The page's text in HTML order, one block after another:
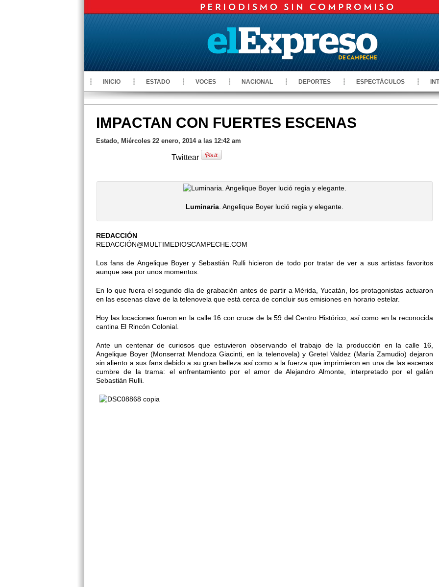
INICIO ESTADO VOCES NACIONAL DEPORTES ESPECTÁCULOS
IMPACTAN CON FUERTES ESCENAS
Estado, Miércoles 22 enero, 2014 a las 12:42 am
Twittear
Luminaria . Angelique Boyer lució regia y elegante.
REDACCIÓN
REDACCIÓN@MULTIMEDIOSCAMPECHE.COM
Los fans de Angelique Boyer y Sebastián Rulli hicieron de todo por tratar de ver a sus artistas favoritos
aunque sea por unos momentos.
En lo que fuera el segundo día de grabación antes de partir a Mérida, Yucatán, los protagonistas actuaron
en las escenas clave de la telenovela que está cerca de concluir sus emisiones en horario estelar.
Hoy las locaciones fueron en la calle 16 con cruce de la 59 del Centro Histórico, así como en la reconocida
cantina El Rincón Colonial.
Ante un centenar de curiosos que estuvieron observando el trabajo de la producción en la calle 16,
Angelique Boyer (Monserrat Mendoza Giacinti, en la telenovela) y Gretel Valdez (María Zamudio) dejaron
sin aliento a sus fans debido a su gran belleza así como a la fuerza que imprimieron en una de las escenas
cumbre de la trama: el enfrentamiento por el amor de Alejandro Almonte, interpretado por el galán
Sebastián Rulli.